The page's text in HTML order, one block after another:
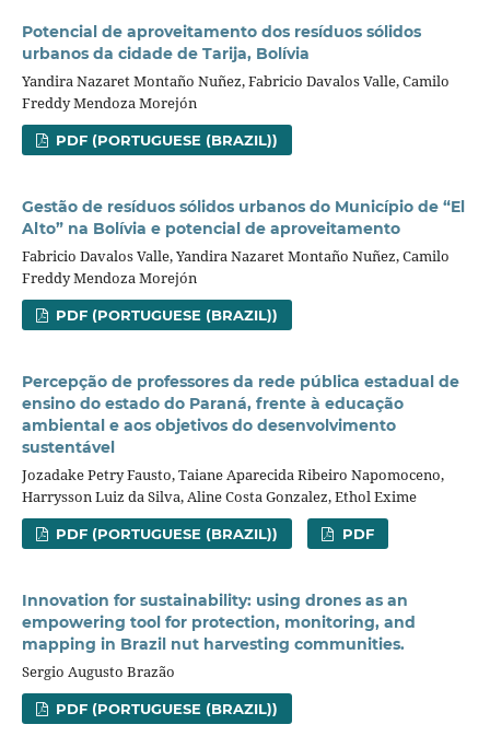
Potencial de aproveitamento dos resíduos sólidos
urbanos da cidade de Tarija, Bolívia
Yandira Nazaret Montaño Nuñez, Fabricio Davalos Valle, Camilo
Freddy Mendoza Morejón
PDF (PORTUGUESE (BRAZIL))
Gestão de resíduos sólidos urbanos do Município de “El
Alto” na Bolívia e potencial de aproveitamento
Fabricio Davalos Valle, Yandira Nazaret Montaño Nuñez, Camilo
Freddy Mendoza Morejón
PDF (PORTUGUESE (BRAZIL))
Percepção de professores da rede pública estadual de
ensino do estado do Paraná, frente à educação
ambiental e aos objetivos do desenvolvimento
sustentável
Jozadake Petry Fausto, Taiane Aparecida Ribeiro Napomoceno,
Harrysson Luiz da Silva, Aline Costa Gonzalez, Ethol Exime
PDF (PORTUGUESE (BRAZIL)) PDF
Innovation for sustainability: using drones as an
empowering tool for protection, monitoring, and
mapping in Brazil nut harvesting communities.
Sergio Augusto Brazão
PDF (PORTUGUESE (BRAZIL))